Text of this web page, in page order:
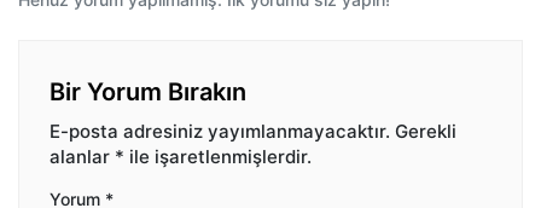
Bir Yorum Bırakın
E-posta adresiniz yayımlanmayacaktır. Gerekli
alanlar * ile işaretlenmişlerdir.
Yorum *